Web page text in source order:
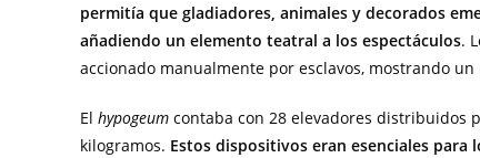
permitía que gladiadores, animales y decorados
añadiendo un elemento teatral a los espectáculos.
accionado manualmente por esclavos, mostrando
El hypogeum contaba con 28 elevadores distribuidos
kilogramos. Estos dispositivos eran esenciales para